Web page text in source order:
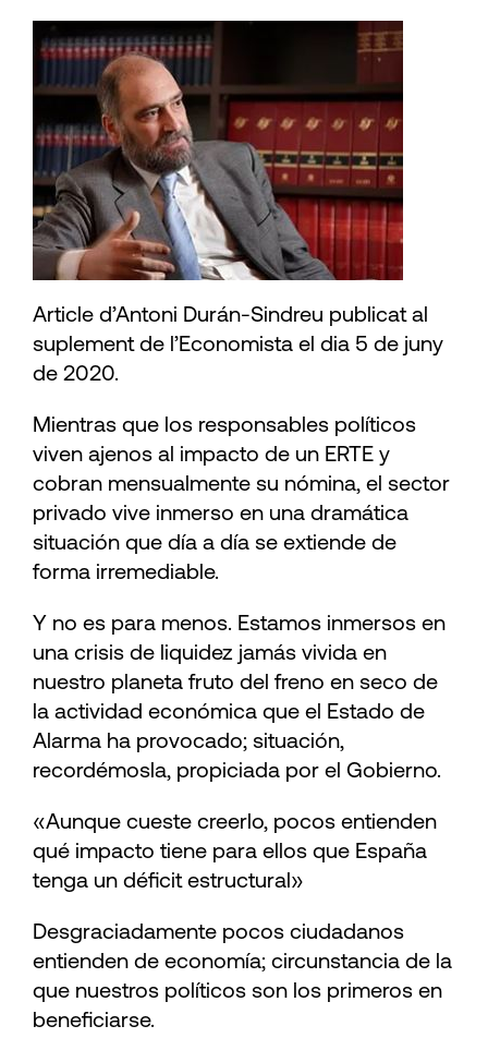
Article d’Antoni Durán-Sindreu publicat al
suplement de l’Economista el dia 5 de juny
de 2020.
Mientras que los responsables políticos
viven ajenos al impacto de un ERTE y
cobran mensualmente su nómina, el sector
privado vive inmerso en una dramática
situación que día a día se extiende de
forma irremediable.
Y no es para menos. Estamos inmersos en
una crisis de liquidez jamás vivida en
nuestro planeta fruto del freno en seco de
la actividad económica que el Estado de
Alarma ha provocado; situación,
recordémosla, propiciada por el Gobierno.
«Aunque cueste creerlo, pocos entienden
qué impacto tiene para ellos que España
tenga un déficit estructural»
Desgraciadamente pocos ciudadanos
entienden de economía; circunstancia de la
que nuestros políticos son los primeros en
beneficiarse.